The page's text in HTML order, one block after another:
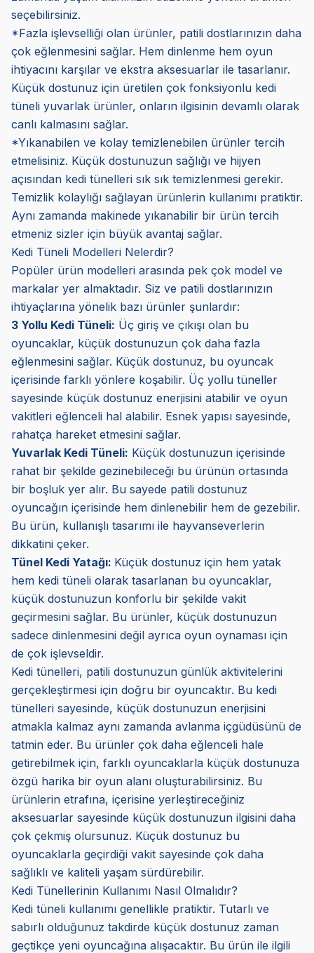
seçebilirsiniz.
*Fazla işlevselliği olan ürünler, patili dostlarınızın daha
çok eğlenmesini sağlar. Hem dinlenme hem oyun
ihtiyacını karşılar ve ekstra aksesuarlar ile tasarlanır.
Küçük dostunuz için üretilen çok fonksiyonlu kedi
tüneli yuvarlak ürünler, onların ilgisinin devamlı olarak
canlı kalmasını sağlar.
*Yıkanabilen ve kolay temizlenebilen ürünler tercih
etmelisiniz. Küçük dostunuzun sağlığı ve hijyen
açısından kedi tünelleri sık sık temizlenmesi gerekir.
Temizlik kolaylığı sağlayan ürünlerin kullanımı pratiktir.
Aynı zamanda makinede yıkanabilir bir ürün tercih
etmeniz sizler için büyük avantaj sağlar.
Kedi Tüneli Modelleri Nelerdir?
Popüler ürün modelleri arasında pek çok model ve
markalar yer almaktadır. Siz ve patili dostlarınızın
ihtiyaçlarına yönelik bazı ürünler şunlardır:
3 Yollu Kedi Tüneli: Üç giriş ve çıkışı olan bu
oyuncaklar, küçük dostunuzun çok daha fazla
eğlenmesini sağlar. Küçük dostunuz, bu oyuncak
içerisinde farklı yönlere koşabilir. Üç yollu tüneller
sayesinde küçük dostunuz enerjisini atabilir ve oyun
vakitleri eğlenceli hal alabilir. Esnek yapısı sayesinde,
rahatça hareket etmesini sağlar.
Yuvarlak Kedi Tüneli: Küçük dostunuzun içerisinde
rahat bir şekilde gezinebileceği bu ürünün ortasında
bir boşluk yer alır. Bu sayede patili dostunuz
oyuncağın içerisinde hem dinlenebilir hem de gezebilir.
Bu ürün, kullanışlı tasarımı ile hayvanseverlerin
dikkatini çeker.
Tünel Kedi Yatağı: Küçük dostunuz için hem yatak
hem kedi tüneli olarak tasarlanan bu oyuncaklar,
küçük dostunuzun konforlu bir şekilde vakit
geçirmesini sağlar. Bu ürünler, küçük dostunuzun
sadece dinlenmesini değil ayrıca oyun oynaması için
de çok işlevseldir.
Kedi tünelleri, patili dostunuzun günlük aktivitelerini
gerçekleştirmesi için doğru bir oyuncaktır. Bu kedi
tünelleri sayesinde, küçük dostunuzun enerjisini
atmakla kalmaz aynı zamanda avlanma içgüdüsünü de
tatmin eder. Bu ürünler çok daha eğlenceli hale
getirebilmek için, farklı oyuncaklarla küçük dostunuza
özgü harika bir oyun alanı oluşturabilirsiniz. Bu
ürünlerin etrafına, içerisine yerleştireceğiniz
aksesuarlar sayesinde küçük dostunuzun ilgisini daha
çok çekmiş olursunuz. Küçük dostunuz bu
oyuncaklarla geçirdiği vakit sayesinde çok daha
sağlıklı ve kaliteli yaşam sürdürebilir.
Kedi Tünellerinin Kullanımı Nasıl Olmalıdır?
Kedi tüneli kullanımı genellikle pratiktir. Tutarlı ve
sabırlı olduğunuz takdirde küçük dostunuz zaman
geçtikçe yeni oyuncağına alışacaktır. Bu ürün ile ilgili